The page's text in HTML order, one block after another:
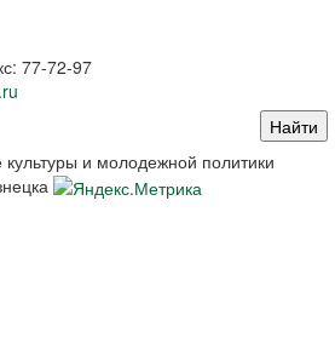
77-72-97
и молодежной политики